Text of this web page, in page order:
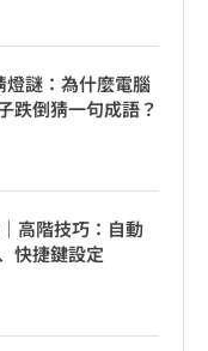
謎：為什麼電腦
跌倒猜一句成語？
高階技巧：自動
快捷鍵設定